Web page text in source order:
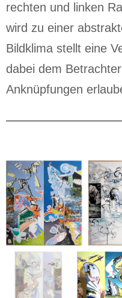
rechten und linken
wird zu einer
Bildklima stellt eine
dabei dem
Anknüpfungen